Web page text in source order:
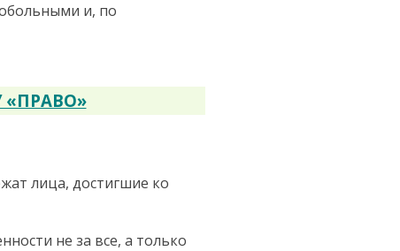
и, по
лица, достигшие ко
не за все, а только